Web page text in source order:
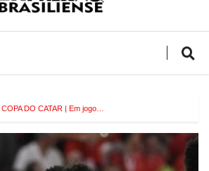
COPA DO CATAR | Em jogo…